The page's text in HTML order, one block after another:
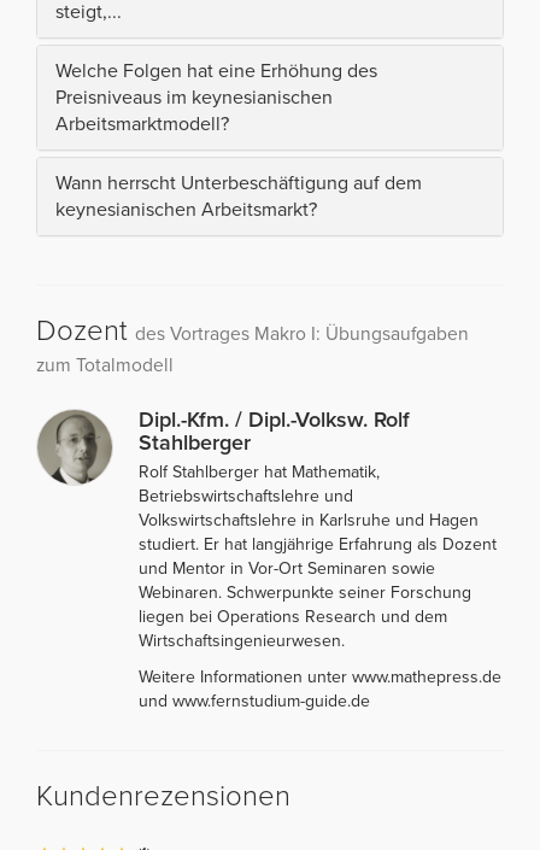
steigt,...
Welche Folgen hat eine Erhöhung des
Preisniveaus im keynesianischen
Arbeitsmarktmodell?
Wann herrscht Unterbeschäftigung auf dem
keynesianischen Arbeitsmarkt?
Dozent des Vortrages Makro I: Übungsaufgaben
zum Totalmodell
Dipl.-Kfm. / Dipl.-Volksw. Rolf
Stahlberger
Rolf Stahlberger hat Mathematik,
Betriebswirtschaftslehre und
Volkswirtschaftslehre in Karlsruhe und Hagen
studiert. Er hat langjährige Erfahrung als Dozent
und Mentor in Vor-Ort Seminaren sowie
Webinaren. Schwerpunkte seiner Forschung
liegen bei Operations Research und dem
Wirtschaftsingenieurwesen.
Weitere Informationen unter www.mathepress.de
und www.fernstudium-guide.de
Kundenrezensionen